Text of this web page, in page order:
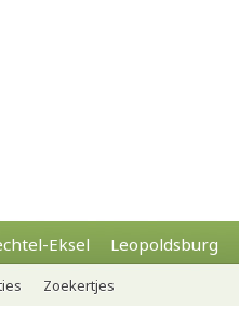
Eksel Leopoldsburg
Zoekertjes